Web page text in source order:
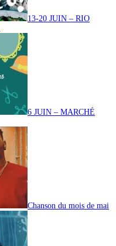
13-20 JUIN – RIO
6 JUIN – MARCHÉ
Chanson du mois de mai